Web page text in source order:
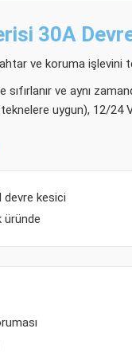
30A
ve koruma
sıfırlanır ve aynı
uygun), 12/24
devre kesici